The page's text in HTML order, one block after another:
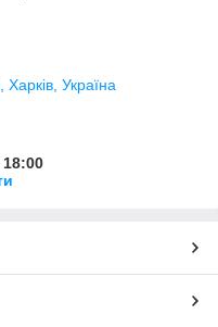
Україна